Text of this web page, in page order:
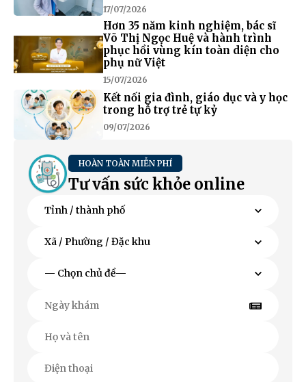
17/07/2026
Hơn 35 năm kinh nghiệm, bác sĩ
Võ Thị Ngọc Huệ và hành trình
phục hồi vùng kín toàn diện cho
phụ nữ Việt
15/07/2026
Kết nối gia đình, giáo dục và y học
trong hỗ trợ trẻ tự kỷ
09/07/2026
HOÀN TOÀN MIỄN PHÍ
Tư vấn sức khỏe online